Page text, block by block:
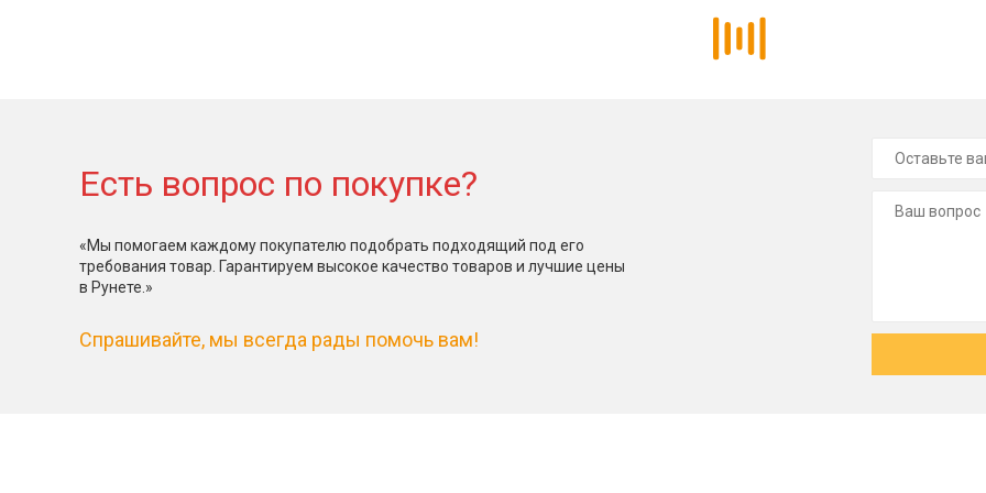
Есть вопрос по покупке?
«Мы помогаем каждому покупателю подобрать подходящий под его
требования товар. Гарантируем высокое качество товаров и лучшие цены
в Рунете.»
Спрашивайте, мы всегда рады помочь вам!